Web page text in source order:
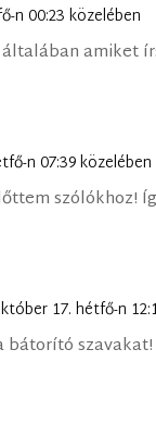
n 00:23 közelében
amiket
n 07:39 közelében
szólókhoz!
17. hétfő-n
bátorító szavakat!